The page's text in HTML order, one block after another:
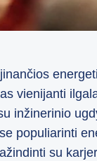
vienijanti
inžinerinio
populiarinti
su